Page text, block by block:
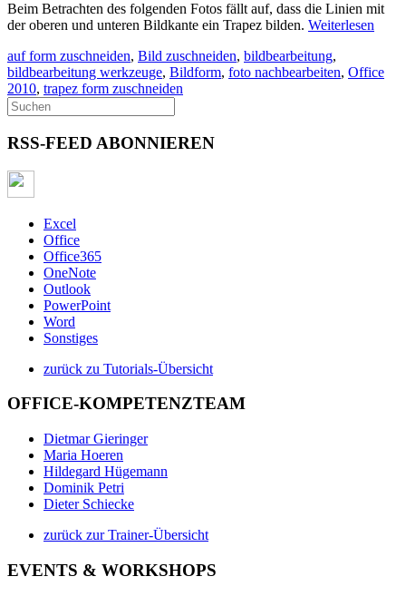
Beim Betrachten des folgenden Fotos fällt auf, dass die Linien mit
der oberen und unteren Bildkante ein Trapez bilden. Weiterlesen
auf form zuschneiden, Bild zuschneiden, bildbearbeitung,
bildbearbeitung werkzeuge, Bildform, foto nachbearbeiten, Office
2010, trapez form zuschneiden
RSS-FEED ABONNIEREN
Excel
Office
Office365
OneNote
Outlook
PowerPoint
Word
Sonstiges
zurück zu Tutorials-Übersicht
OFFICE-KOMPETENZTEAM
Dietmar Gieringer
Maria Hoeren
Hildegard Hügemann
Dominik Petri
Dieter Schiecke
zurück zur Trainer-Übersicht
EVENTS & WORKSHOPS